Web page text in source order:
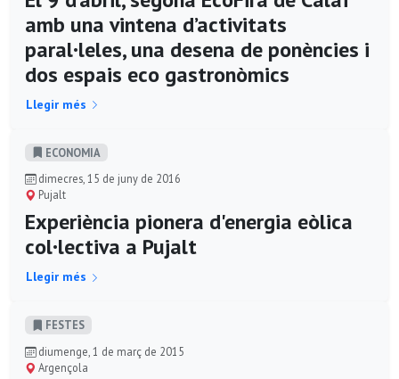
amb una vintena d’activitats
paral·leles, una desena de ponències i
dos espais eco gastronòmics
Llegir més
ECONOMIA
dimecres, 15 de juny de 2016
Pujalt
Experiència pionera d'energia eòlica
col·lectiva a Pujalt
Llegir més
FESTES
diumenge, 1 de març de 2015
Argençola